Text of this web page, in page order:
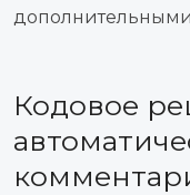
Кодовое